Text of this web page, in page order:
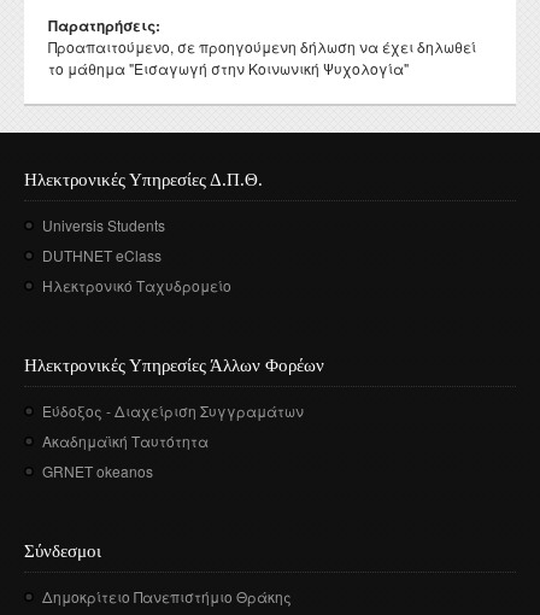
Παρατηρήσεις:
Προαπαιτούμενο, σε προηγούμενη δήλωση να έχει δηλωθεί
το μάθημα "Εισαγωγή στην Κοινωνική Ψυχολογία"
Ηλεκτρονικές Υπηρεσίες Δ.Π.Θ.
Universis Students
DUTHNET eClass
Ηλεκτρονικό Ταχυδρομείο
Ηλεκτρονικές Υπηρεσίες Άλλων Φορέων
Εύδοξος - Διαχείριση Συγγραμάτων
Ακαδημαϊκή Ταυτότητα
GRNET okeanos
Σύνδεσμοι
Δημοκρίτειο Πανεπιστήμιο Θράκης